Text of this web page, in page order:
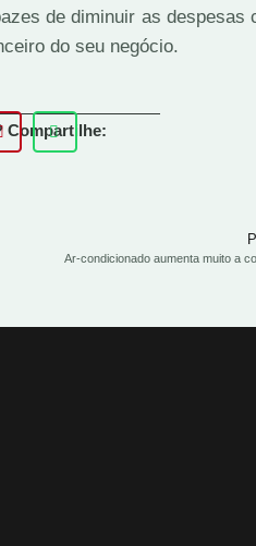
de diminuir as despesas
do seu negócio.
Compartilhe:
Ar-condicionado aumenta muito a